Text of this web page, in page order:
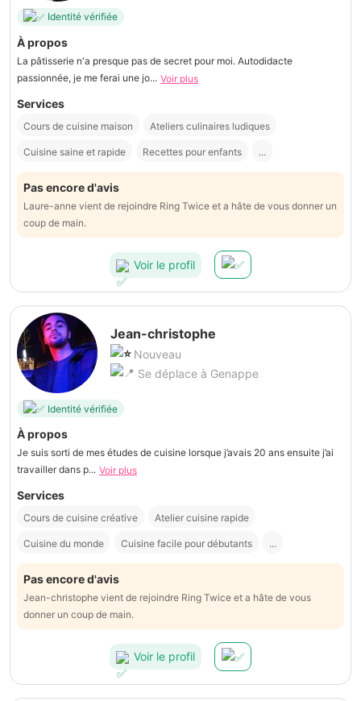
Identité vérifiée
À propos
La pâtisserie n'a presque pas de secret pour moi. Autodidacte
passionnée, je me ferai une jo... Voir plus
Services
Cours de cuisine maison Ateliers culinaires ludiques
Cuisine saine et rapide Recettes pour enfants ...
Pas encore d'avis
Laure-anne vient de rejoindre Ring Twice et a hâte de vous donner un
coup de main.
Voir le profil
Jean-christophe
Nouveau
Se déplace à Genappe
Identité vérifiée
À propos
Je suis sorti de mes études de cuisine lorsque j’avais 20 ans ensuite j’ai
travailler dans p... Voir plus
Services
Cours de cuisine créative Atelier cuisine rapide
Cuisine du monde Cuisine facile pour débutants ...
Pas encore d'avis
Jean-christophe vient de rejoindre Ring Twice et a hâte de vous
donner un coup de main.
Voir le profil